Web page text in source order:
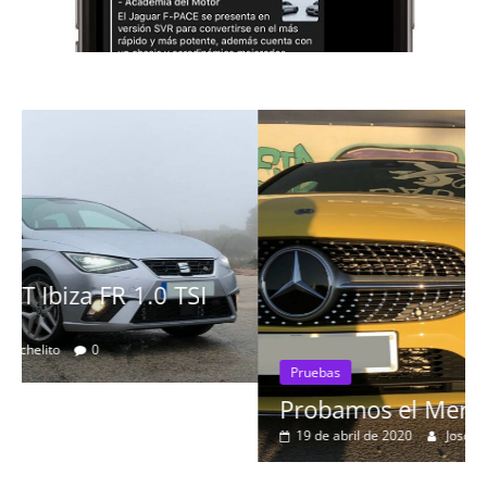
Pruebas
Probamos el Mercedes-Benz A200d
Joschelito 0